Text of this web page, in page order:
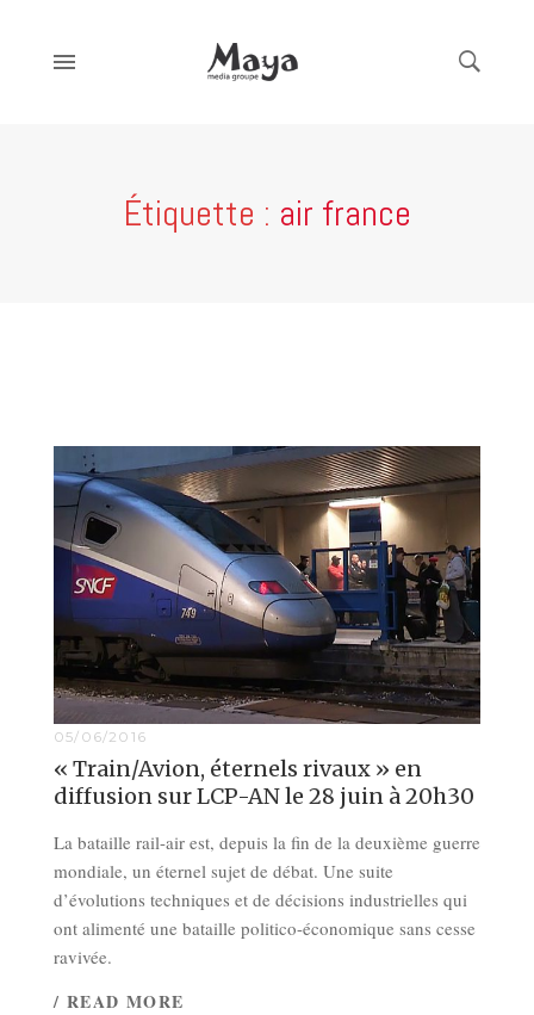
Étiquette : air france
05/06/2016
« Train/Avion, éternels rivaux » en
diffusion sur LCP-AN le 28 juin à 20h30
La bataille rail-air est, depuis la fin de la deuxième guerre
mondiale, un éternel sujet de débat. Une suite
d’évolutions techniques et de décisions industrielles qui
ont alimenté une bataille politico-économique sans cesse
ravivée.
/ READ MORE